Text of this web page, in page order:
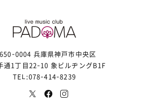
0004 兵庫県神戸市中央区
通1丁目22-10 象ビルヂングB1F
TEL:078-414-8239